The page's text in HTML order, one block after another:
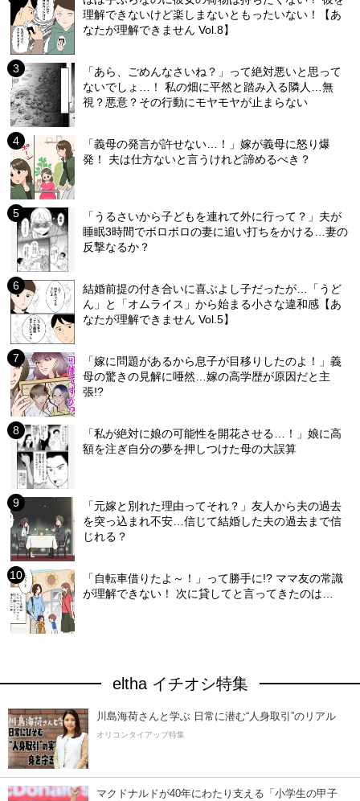
理解できないけど楽しまないともったいない！【あ
なたが理解できません Vol.8】
「あら、ごめんなさいね？」って絶対悪いと思って
ないでしょ…！ 私の畑に平然と踏み入る隣人…無
視？悪意？その行動にモヤモヤが止まらない
「義母の発言が許せない…！」嫁が義母に怒り爆
発！ 夫は仕方ないと言うけれど諦めるべき？
「うるさいから子どもを連れて外に行って？」夫が
睡眠3時間でボロボロの妻に追い打ちをかける…妻の
反撃なるか？
結婚前提の付き合いに喜ぶよし子だったが…「うど
ん」と「オムライス」から始まる小さな違和感【あ
なたが理解できません Vol.5】
「嫁に問題があるから息子が目移りしたのよ！」義
母の驚きの見解に唖然…嫁の高学歴が原因だと主
張!?
「私が絶対に娘の可能性を開花させる…！」娘に高
額を注ぎ自分の夢を押しつけた母の大誤算
「元嫁と別れた理由ってそれ？」友人から夫の過去
を突っ込まれ不安…信じて結婚した夫の過去まで信
じれる？
「自転車借りたよ～！」って勝手に!? ママ友の常識
が理解できない！ 次に貸してと言ってきたのは…
eltha イチオシ特集
川島海荷さんと学ぶ 日常に潜む“人身取引”のリアル
オリコンタイアップ特集
マクドナルドが40年にわたり支える「小学生の甲子